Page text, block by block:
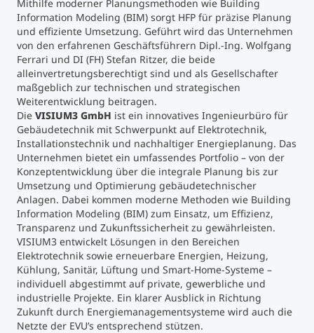
Executive Education Finder
Mithilfe moderner Planungsmethoden wie Building
Information Modeling (BIM) sorgt HFP für präzise Planung
und effiziente Umsetzung. Geführt wird das Unternehmen
von den erfahrenen Geschäftsführern Dipl.-Ing. Wolfgang
Ferrari und DI (FH) Stefan Ritzer, die beide
alleinvertretungsberechtigt sind und als Gesellschafter
maßgeblich zur technischen und strategischen
Weiterentwicklung beitragen.
Die VISIUM3 GmbH ist ein innovatives Ingenieurbüro für
Gebäudetechnik mit Schwerpunkt auf Elektrotechnik,
Installationstechnik und nachhaltiger Energieplanung. Das
Unternehmen bietet ein umfassendes Portfolio – von der
Konzeptentwicklung über die integrale Planung bis zur
Umsetzung und Optimierung gebäudetechnischer
Anlagen. Dabei kommen moderne Methoden wie Building
Information Modeling (BIM) zum Einsatz, um Effizienz,
Transparenz und Zukunftssicherheit zu gewährleisten.
VISIUM3 entwickelt Lösungen in den Bereichen
Elektrotechnik sowie erneuerbare Energien, Heizung,
Kühlung, Sanitär, Lüftung und Smart-Home-Systeme –
individuell abgestimmt auf private, gewerbliche und
industrielle Projekte. Ein klarer Ausblick in Richtung
Zukunft durch Energiemanagementsysteme wird auch die
Netzte der EVU’s entsprechend stützen.